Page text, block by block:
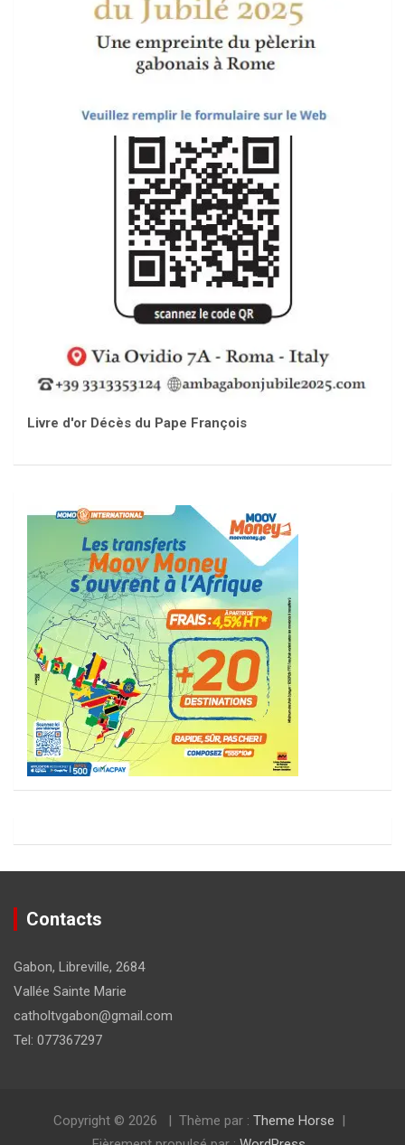
Livre d'or Décès du Pape François
Contacts
Gabon, Libreville, 2684
Vallée Sainte Marie
catholtvgabon@gmail.com
Tel: 077367297
Copyright © 2026 Thème par : Theme Horse